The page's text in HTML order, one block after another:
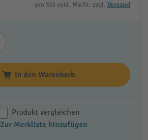
pro Stk exkl. MwSt. zzgl. Versand
In den Warenkorb
Produkt vergleichen
Zur Merkliste hinzufügen